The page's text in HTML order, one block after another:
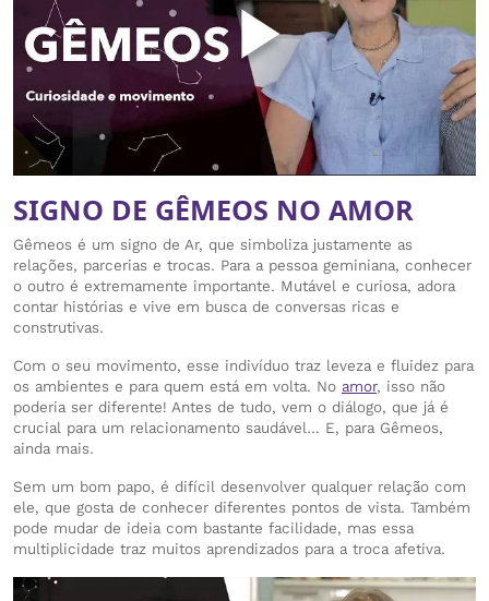
SIGNO DE GÊMEOS NO AMOR
Gêmeos é um signo de Ar, que simboliza justamente as
relações, parcerias e trocas. Para a pessoa geminiana, conhecer
o outro é extremamente importante. Mutável e curiosa, adora
contar histórias e vive em busca de conversas ricas e
construtivas.
Com o seu movimento, esse indivíduo traz leveza e fluidez para
os ambientes e para quem está em volta. No amor, isso não
poderia ser diferente! Antes de tudo, vem o diálogo, que já é
crucial para um relacionamento saudável… E, para Gêmeos,
ainda mais.
Sem um bom papo, é difícil desenvolver qualquer relação com
ele, que gosta de conhecer diferentes pontos de vista. Também
pode mudar de ideia com bastante facilidade, mas essa
multiplicidade traz muitos aprendizados para a troca afetiva.